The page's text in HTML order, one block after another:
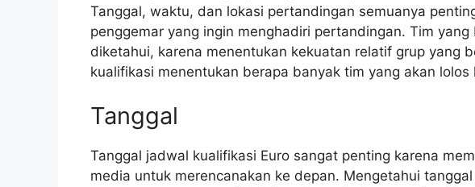
Tanggal, waktu, dan lokasi pertandingan semuanya
penggemar yang ingin menghadiri pertandingan. Tim
diketahui, karena menentukan kekuatan relatif grup yang
kualifikasi menentukan berapa banyak tim yang akan lolos
Tanggal
Tanggal jadwal kualifikasi Euro sangat penting karena
media untuk merencanakan ke depan. Mengetahui